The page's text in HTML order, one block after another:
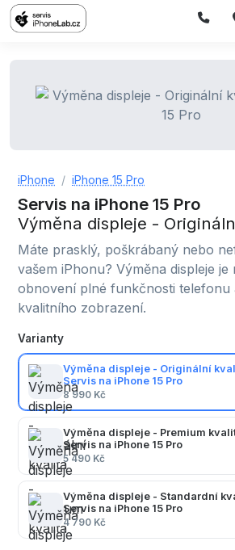
iPhone iPhone 15 Pro
Servis na iPhone 15 Pro
Výměna displeje -
Máte prasklý, poškrábaný nebo
vašem iPhonu? Výměna displeje
obnovení plné funkčnosti telefonu
kvalitního zobrazení.
Varianty
Výměna displeje - Originální
Servis na iPhone 15 Pro
8 990 Kč
Výměna displeje - Premium
Servis na iPhone 15 Pro
5 490 Kč
Výměna displeje - Standardní
Servis na iPhone 15 Pro
4 790 Kč